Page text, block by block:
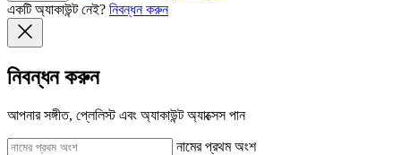
একটি অ্যাকাউন্ট নেই? নিবন্ধন করুন
নিবন্ধন করুন
আপনার সঙ্গীত, প্লেলিস্ট এবং অ্যাকাউন্ট অ্যাক্সেস পান
নামের প্রথম অংশ